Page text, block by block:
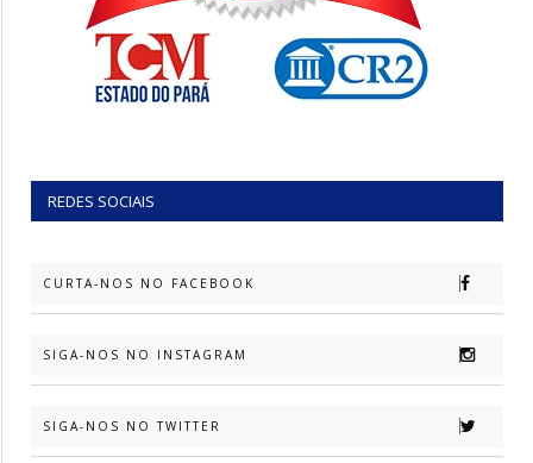
REDES SOCIAIS
CURTA-NOS NO FACEBOOK
SIGA-NOS NO INSTAGRAM
SIGA-NOS NO TWITTER